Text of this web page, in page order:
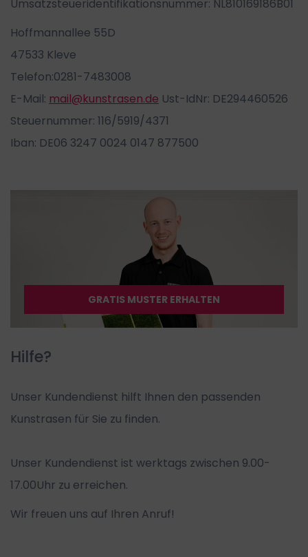
Umsatzsteueridentifikationsnummer: NL810169186B01
Hoffmannallee 55D
47533 Kleve
Telefon:0281-7483008
E-Mail: mail@kunstrasen.de Ust-IdNr: DE294460526
Steuernummer: 116/5919/4371
Iban: DE06 3247 0024 0147 877500
GRATIS MUSTER ERHALTEN
Hilfe?
Unser Kundendienst hilft Ihnen den passenden
Kunstrasen für Sie zu finden.
Unser Kundendienst ist werktags zwischen 9.00-
17.00Uhr zu erreichen.
Wir freuen uns auf Ihren Anruf!